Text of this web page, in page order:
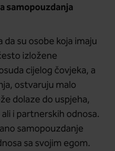
samopouzdanja
su osobe koja imaju
izložene
cijelog čovjeka, a
ostvaruju malo
dolaze do uspjeha,
i partnerskih odnosa.
samopouzdanje
sa svojim egom.